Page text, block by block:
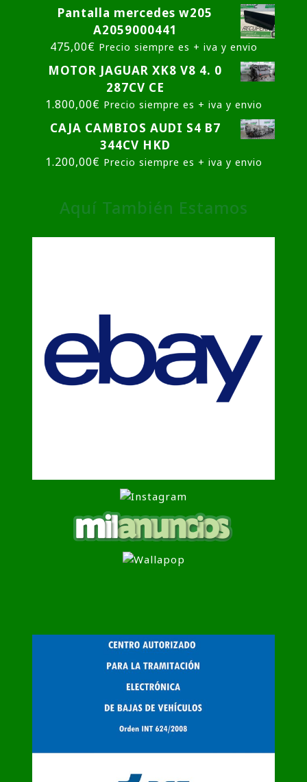
Pantalla mercedes w205
A2059000441
475,00€ Precio siempre es + iva y envio
MOTOR JAGUAR XK8 V8 4. 0
287CV CE
1.800,00€ Precio siempre es + iva y envio
CAJA CAMBIOS AUDI S4 B7
344CV HKD
1.200,00€ Precio siempre es + iva y envio
Aquí También Estamos